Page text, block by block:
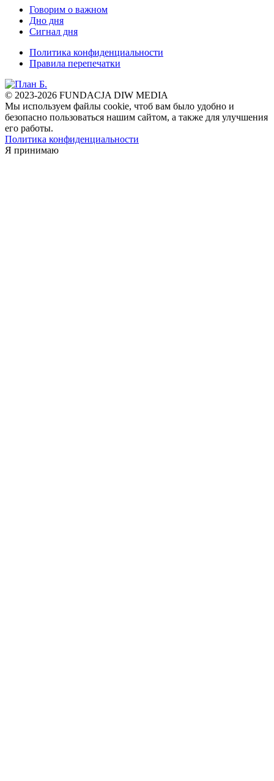
Говорим о важном
Дно дня
Сигнал дня
Политика конфиденциальности
Правила перепечатки
© 2023-2026 FUNDACJA DIW MEDIA
Мы используем файлы cookie, чтоб вам было удобно и
безопасно пользоваться нашим сайтом, а также для улучшения
его работы.
Политика конфиденциальности
Я принимаю